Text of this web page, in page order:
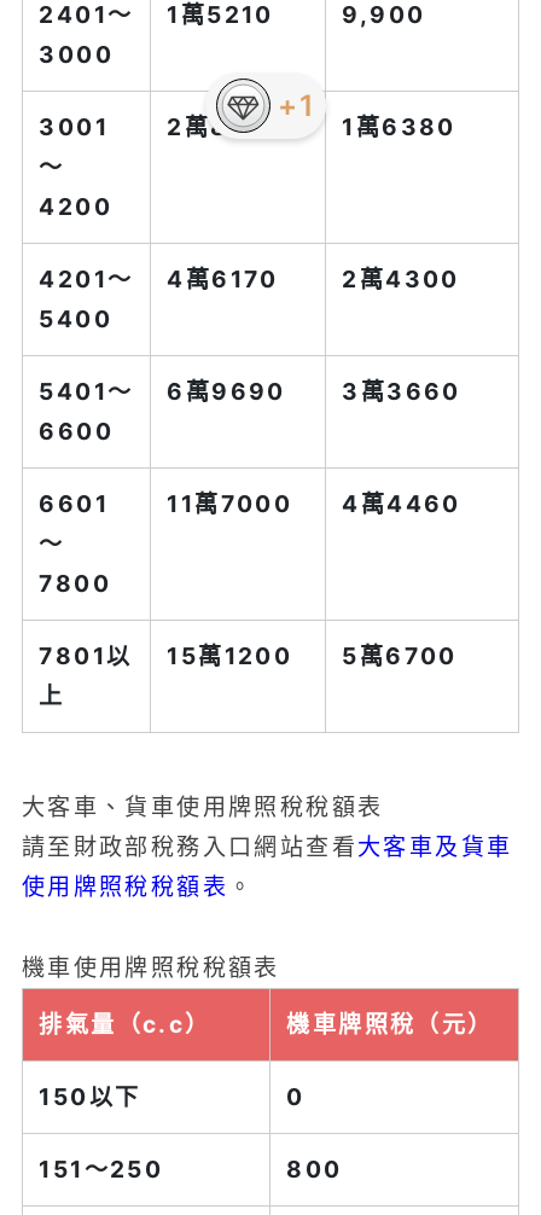
2401～
3000
1萬5210 9,900
3001
～
4200
2萬8220 1萬6380
4201～
5400
4萬6170 2萬4300
5401～
6600
6萬9690 3萬3660
6601
～
7800
11萬7000 4萬4460
7801以
上
15萬1200 5萬6700
大客車、貨車使用牌照稅稅額表
請至財政部稅務入口網站查看大客車及貨車
使用牌照稅稅額表 。
機車使用牌照稅稅額表
排氣量（c.c）
機車牌照稅（元）
150以下 0
151～250 800
+1